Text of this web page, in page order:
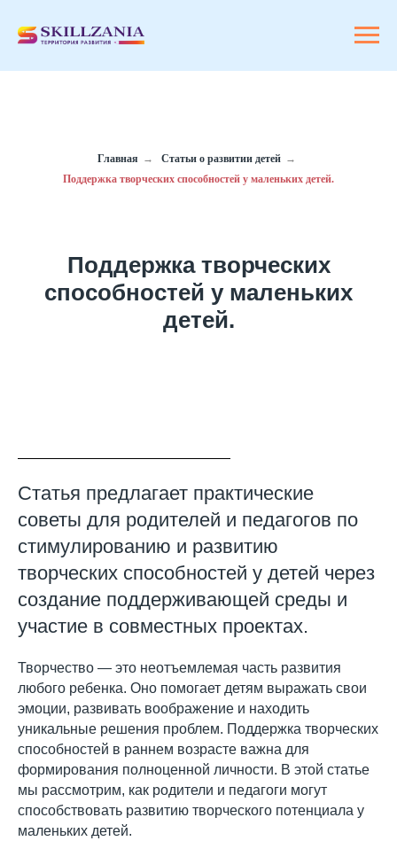
Главная → Статьи о развитии детей →
Поддержка творческих способностей у маленьких детей.
Поддержка творческих
способностей у маленьких
детей.
Статья предлагает практические
советы для родителей и педагогов по
стимулированию и развитию
творческих способностей у детей через
создание поддерживающей среды и
участие в совместных проектах.
Творчество — это неотъемлемая часть развития
любого ребенка. Оно помогает детям выражать свои
эмоции, развивать воображение и находить
уникальные решения проблем. Поддержка творческих
способностей в раннем возрасте важна для
формирования полноценной личности. В этой статье
мы рассмотрим, как родители и педагоги могут
способствовать развитию творческого потенциала у
маленьких детей.